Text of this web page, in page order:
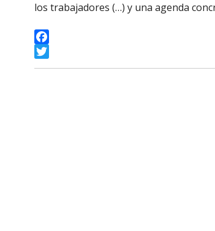
los trabajadores (…) y una agenda
Facebook
Twitter